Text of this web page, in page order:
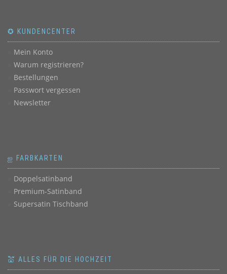
✪ KUNDENCENTER
Mein Konto
Warum registrieren?
Bestellungen
Passwort vergessen
Newsletter
ஐ FARBKARTEN
Doppelsatinband
Premium-Satinband
Supersatin Tischband
💒 ALLES FÜR DIE HOCHZEIT